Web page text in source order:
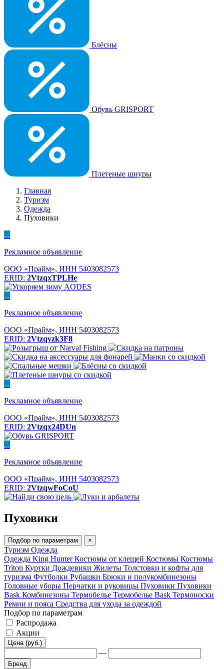
Блёсны
Обувь GRISPORT
Плетеные шнуры
Главная
Туризм
Одежда
Пуховики
...
Рекламное объявление
ООО «Прайм», ИНН 5403082573
ERID: 2VtzqxTPLHe
...
Рекламное объявление
ООО «Прайм», ИНН 5403082573
ERID: 2Vtzqvzk3F8
...
Рекламное объявление
ООО «Прайм», ИНН 5403082573
ERID: 2Vtzqx24DUn
...
Рекламное объявление
ООО «Прайм», ИНН 5403082573
ERID: 2VtzqwFoCoU
Пуховики
Подбор по параметрам ×
Туризм Одежда
Одежда King HunterКостюмы от клещей Костюмы Костюмы
Triton Куртки Дождевики Жилеты Толстовки и кофты для
туризма Футболки Рубашки Брюки и полукомбинезоны
Головные уборы Перчатки и руковицы Пуховики Пуховики
Bask Комбинезоны Термобелье Термобелье Bask Термоноски
Ремни и пояса Средства для ухода за одеждой
Подбор по параметрам
Распродажа
Акции
Цена (руб.)
—
Бренд